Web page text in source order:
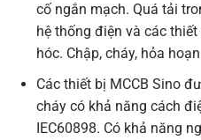
cố ngắn mạch. Quá tải
hệ thống điện và các
hóc. Chập, cháy, hỏa
Các thiết bị MCCB Sino
cháy có khả năng cách
IEC60898. Có khả năng